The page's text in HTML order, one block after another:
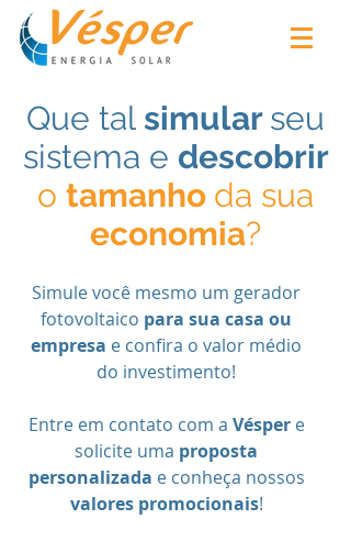
Que tal simular seu
sistema e descobrir
o tamanho da sua
economia?
Simule você mesmo um gerador
fotovoltaico para sua casa ou
empresa e confira o valor médio
do investimento!
Entre em contato com a Vésper e
solicite uma proposta
personalizada e conheça nossos
valores promocionais!